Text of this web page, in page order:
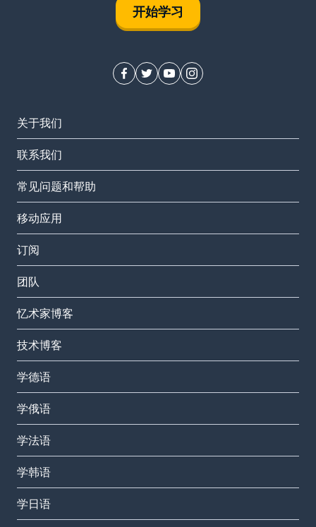
开始学习
关于我们
联系我们
常见问题和帮助
移动应用
订阅
团队
忆术家博客
技术博客
学德语
学俄语
学法语
学韩语
学日语